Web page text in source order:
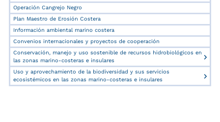
Operación Cangrejo Negro
Plan Maestro de Erosión Costera
Información ambiental marino costera
Convenios internacionales y proyectos de cooperación
Conservación, manejo y uso sostenible de recursos hidrobiológicos en
las zonas marino-costeras e insulares
Uso y aprovechamiento de la biodiversidad y sus servicios
ecosistémicos en las zonas marino-costeras e insulares